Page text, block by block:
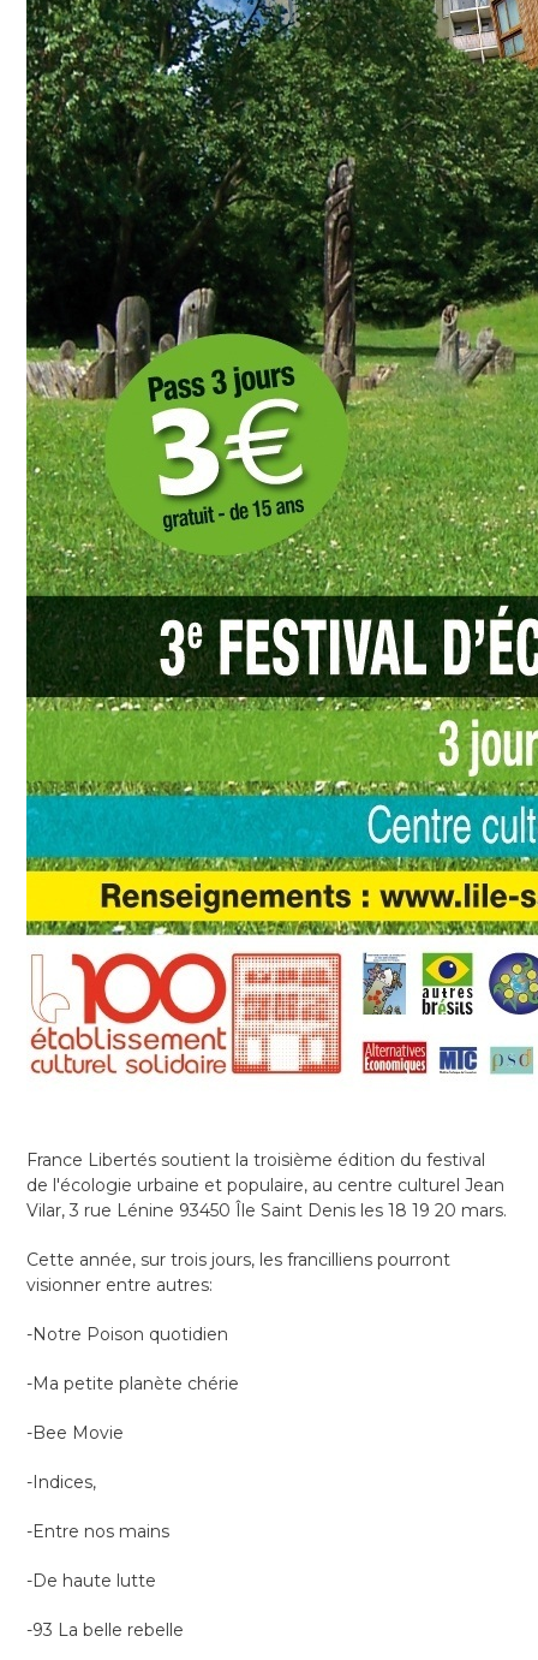
France Libertés soutient la troisième édition du festival
de l'écologie urbaine et populaire, au centre culturel Jean
Vilar, 3 rue Lénine 93450 Île Saint Denis les 18 19 20 mars.
Cette année, sur trois jours, les francilliens pourront
visionner entre autres:
-Notre Poison quotidien
-Ma petite planète chérie
-Bee Movie
-Indices,
-Entre nos mains
-De haute lutte
-93 La belle rebelle